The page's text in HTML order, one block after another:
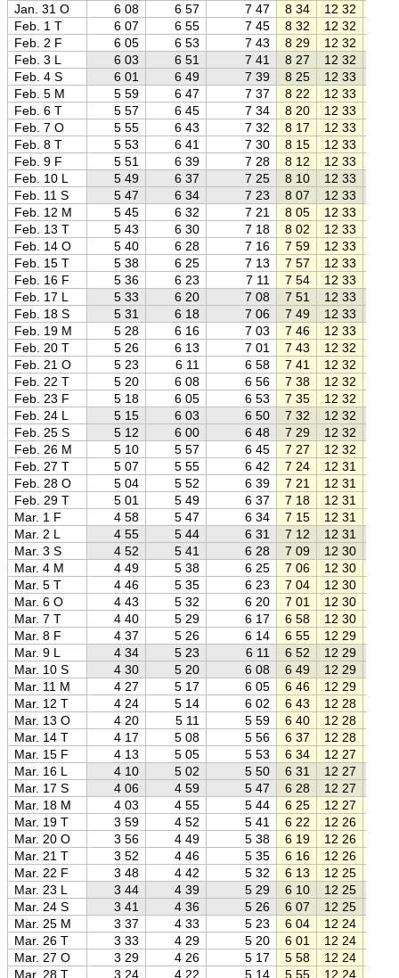
Jan. 31 O
6 08 6 57 7 47 8 34 12 32
Feb. 1 T
6 07 6 55 7 45 8 32 12 32
Feb. 2 F
6 05 6 53 7 43 8 29 12 32
Feb. 3 L
6 03 6 51 7 41 8 27 12 32
Feb. 4 S
6 01 6 49 7 39 8 25 12 33
Feb. 5 M
5 59 6 47 7 37 8 22 12 33
Feb. 6 T
5 57 6 45 7 34 8 20 12 33
Feb. 7 O
5 55 6 43 7 32 8 17 12 33
Feb. 8 T
5 53 6 41 7 30 8 15 12 33
Feb. 9 F
5 51 6 39 7 28 8 12 12 33
Feb. 10 L
5 49 6 37 7 25 8 10 12 33
Feb. 11 S
5 47 6 34 7 23 8 07 12 33
Feb. 12 M
5 45 6 32 7 21 8 05 12 33
Feb. 13 T
5 43 6 30 7 18 8 02 12 33
Feb. 14 O
5 40 6 28 7 16 7 59 12 33
Feb. 15 T
5 38 6 25 7 13 7 57 12 33
Feb. 16 F
5 36 6 23 7 11 7 54 12 33
Feb. 17 L
5 33 6 20 7 08 7 51 12 33
Feb. 18 S
5 31 6 18 7 06 7 49 12 33
Feb. 19 M
5 28 6 16 7 03 7 46 12 33
Feb. 20 T
5 26 6 13 7 01 7 43 12 32
Feb. 21 O
5 23 6 11 6 58 7 41 12 32
Feb. 22 T
5 20 6 08 6 56 7 38 12 32
Feb. 23 F
5 18 6 05 6 53 7 35 12 32
Feb. 24 L
5 15 6 03 6 50 7 32 12 32
Feb. 25 S
5 12 6 00 6 48 7 29 12 32
Feb. 26 M
5 10 5 57 6 45 7 27 12 32
Feb. 27 T
5 07 5 55 6 42 7 24 12 31
Feb. 28 O
5 04 5 52 6 39 7 21 12 31
Feb. 29 T
5 01 5 49 6 37 7 18 12 31
Mar. 1 F
4 58 5 47 6 34 7 15 12 31
Mar. 2 L
4 55 5 44 6 31 7 12 12 31
Mar. 3 S
4 52 5 41 6 28 7 09 12 30
Mar. 4 M
4 49 5 38 6 25 7 06 12 30
Mar. 5 T
4 46 5 35 6 23 7 04 12 30
Mar. 6 O
4 43 5 32 6 20 7 01 12 30
Mar. 7 T
4 40 5 29 6 17 6 58 12 30
Mar. 8 F
4 37 5 26 6 14 6 55 12 29
Mar. 9 L
4 34 5 23 6 11 6 52 12 29
Mar. 10 S
4 30 5 20 6 08 6 49 12 29
Mar. 11 M
4 27 5 17 6 05 6 46 12 29
Mar. 12 T
4 24 5 14 6 02 6 43 12 28
Mar. 13 O
4 20 5 11 5 59 6 40 12 28
Mar. 14 T
4 17 5 08 5 56 6 37 12 28
Mar. 15 F
4 13 5 05 5 53 6 34 12 27
Mar. 16 L
4 10 5 02 5 50 6 31 12 27
Mar. 17 S
4 06 4 59 5 47 6 28 12 27
Mar. 18 M
4 03 4 55 5 44 6 25 12 27
Mar. 19 T
3 59 4 52 5 41 6 22 12 26
Mar. 20 O
3 56 4 49 5 38 6 19 12 26
Mar. 21 T
3 52 4 46 5 35 6 16 12 26
Mar. 22 F
3 48 4 42 5 32 6 13 12 25
Mar. 23 L
3 44 4 39 5 29 6 10 12 25
Mar. 24 S
3 41 4 36 5 26 6 07 12 25
Mar. 25 M
3 37 4 33 5 23 6 04 12 24
Mar. 26 T
3 33 4 29 5 20 6 01 12 24
Mar. 27 O
3 29 4 26 5 17 5 58 12 24
Mar. 28 T
3 24 4 22 5 14 5 55 12 24